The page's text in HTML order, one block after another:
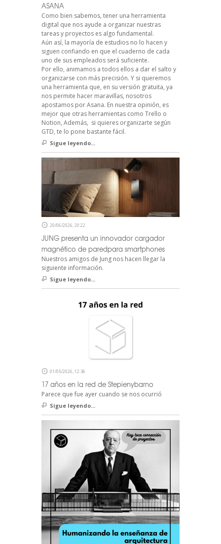
ASANA
Como bien sabemos, tener una herramienta
digital que nos ayude a organizar nuestras
tareas y proyectos es algo fundamental.
Aún así, la mayoría de estudios no lo hacen y
siguen confiando en que el cuaderno de cada
uno de sus empleados será suficiente.
Por ello, animamos a todos ellos a dar el salto y
organizarse con más precisión. Y si queremos
una herramienta que, en su versión gratuita, ya
nos permite hacer maravillas, nosotros
apostamos por Asana. En nuestra opinión, es
mejor que otras herramientas como Trello o
Notion, Además, si quieres organizarte según
GTD, te lo pone bastante fácil.
Sigue leyendo...
20/06/2026, 20:22
JUNG presenta un innovador cargador
magnético de paredpara smartphones
Nuestros amigos de Jung nos hacen llegar la
siguiente información.
Sigue leyendo...
01/05/2026, 12:36
17 años en la red de Stepienybarno
Parece que fue ayer cuando se nos ocurrió
Sigue leyendo...